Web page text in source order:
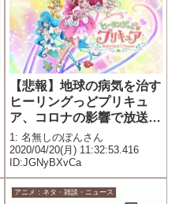
【悲報】地球の病気を治す
ヒーリングっどプリキュ
ア、コロナの影響で放送延
期になり敗北する…
1: 名無しのぽんさん
2020/04/20(月) 11:32:53.416
ID:JGNyBXvCa
アニメ：ネタ・雑談・ニュース